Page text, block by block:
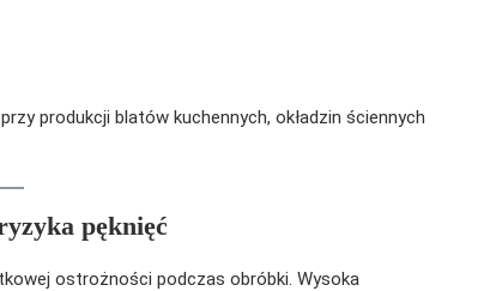
produkcji blatów kuchennych, okładzin ściennych
pęknięć
ostrożności podczas obróbki. Wysoka